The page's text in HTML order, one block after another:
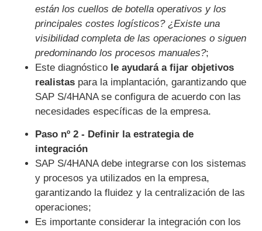
están los cuellos de botella operativos y los
principales costes logísticos? ¿Existe una
visibilidad completa de las operaciones o siguen
predominando los procesos manuales?;
Este diagnóstico le ayudará a fijar objetivos
realistas para la implantación, garantizando que
SAP S/4HANA se configura de acuerdo con las
necesidades específicas de la empresa.
Paso nº 2 - Definir la estrategia de
integración
SAP S/4HANA debe integrarse con los sistemas
y procesos ya utilizados en la empresa,
garantizando la fluidez y la centralización de las
operaciones;
Es importante considerar la integración con los